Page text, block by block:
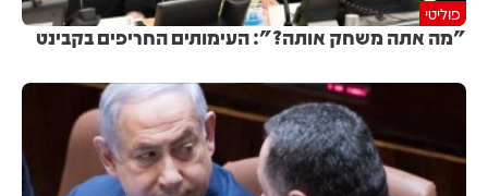
פוליטי
"מה אתה משחק אותה?": העימותים החריפים בקבינט